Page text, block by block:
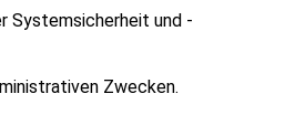
Systemsicherheit und -
Zwecken.